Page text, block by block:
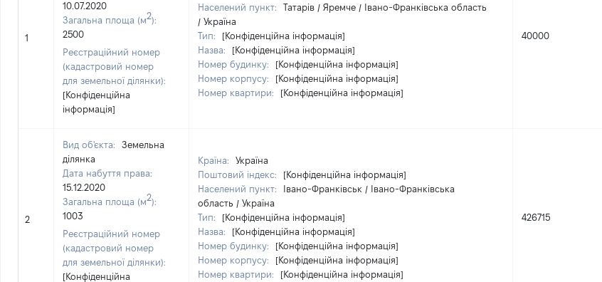
1
10.07.2020
Загальна площа (м2):
2500
Реєстраційний номер
(кадастровий номер
для земельної ділянки):
[Конфіденційна
інформація]
Населений пункт:
Татарів / Яремче / Івано-Франківська область
/ Україна
Тип:
[Конфіденційна інформація]
Назва:
[Конфіденційна інформація]
Номер будинку:
[Конфіденційна інформація]
Номер корпусу:
[Конфіденційна інформація]
Номер квартири:
[Конфіденційна інформація]
40000
2
Вид об'єкта:
Земельна
ділянка
Дата набуття права:
15.12.2020
Загальна площа (м2):
1003
Реєстраційний номер
(кадастровий номер
для земельної ділянки):
[Конфіденційна
Країна:
Україна
Поштовий індекс:
[Конфіденційна інформація]
Населений пункт:
Івано-Франківськ / Івано-Франківська
область / Україна
Тип:
[Конфіденційна інформація]
Назва:
[Конфіденційна інформація]
Номер будинку:
[Конфіденційна інформація]
Номер корпусу:
[Конфіденційна інформація]
Номер квартири:
[Конфіденційна інформація]
426715